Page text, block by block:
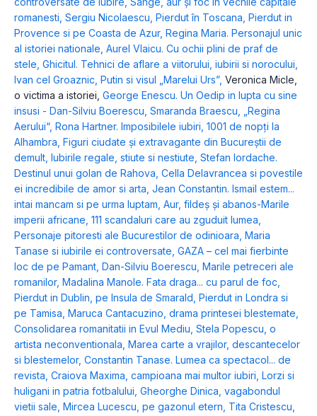
romanesti Sergiu Nicolaescu Pierdut în Toscana Pierdut in
Provence si pe Coasta de Azur, Regina Maria. Personajul unic
al istoriei nationale Aurel Vlaicu. Cu ochii plini de praf de
stele Ghicitul. Tehnici de aflare a viitorului, iubirii si norocului
Ivan cel Groaznic, Putin si visul „Marelui Urs”, Veronica Micle,
o victima a istoriei George Enescu. Un Oedip in lupta cu sine
insusi - Dan-Silviu Boerescu Smaranda Braescu, „Regina
Aerului“, Rona Hartner. Imposibilele iubiri 1001 de nopți la
Alhambra Figuri ciudate și extravagante din Bucureștii de
demult Iubirile regale, stiute si nestiute Stefan Iordache.
Destinul unui golan de Rahova Cella Delavrancea si povestile
ei incredibile de amor si arta Jean Constantin. Ismail estem...
intai mancam si pe urma luptam Aur, fildeș și abanos-Marile
imperii africane 111 scandaluri care au zguduit lumea
Personaje pitoresti ale Bucurestilor de odinioara Maria
Tanase si iubirile ei controversate GAZA – cel mai fierbinte
loc de pe Pamant, Dan-Silviu Boerescu Marile petreceri ale
romanilor, Madalina Manole. Fata draga... cu parul de foc
Pierdut in Dublin, pe Insula de Smarald Pierdut in Londra si
pe Tamisa Maruca Cantacuzino, drama printesei blestemate
Consolidarea romanitatii in Evul Mediu Stela Popescu, o
artista neconventionala Marea carte a vrajilor, descantecelor
si blestemelor, Constantin Tanase. Lumea ca spectacol... de
revista Craiova Maxima, campioana mai multor iubiri Lorzi si
huligani in patria fotbalului Gheorghe Dinica, vagabondul
vietii sale Mircea Lucescu, pe gazonul etern Tita Cristescu,